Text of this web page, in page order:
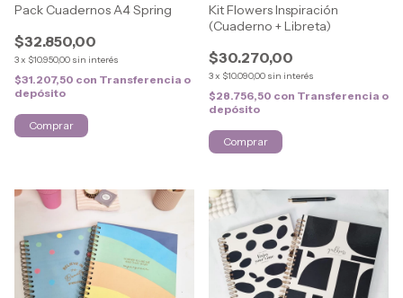
Pack Cuadernos A4 Spring
$32.850,00
3x $10.950,00 sin interés
$31.207,50 con Transferencia o
depósito
Comprar
Kit Flowers Inspiración
(Cuaderno + Libreta)
$30.270,00
3x $10.090,00 sin interés
$28.756,50 con Transferencia o
depósito